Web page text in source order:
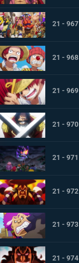
21 - 967
21 - 968
21 - 969
21 - 970
21 - 971
21 - 972
21 - 973
21 - 974